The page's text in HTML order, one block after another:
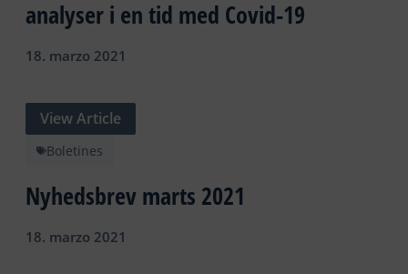
analyser i en tid med Covid-19
18. marzo 2021
View Article
Boletines
Nyhedsbrev marts 2021
18. marzo 2021